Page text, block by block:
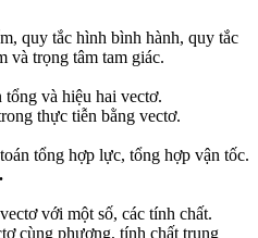
quy tắc hình bình hành, quy tắc
và trọng tâm tam giác.
và hiệu hai vectơ.
thực tiễn bằng vectơ.
tổng hợp lực, tổng hợp vận tốc.
với một số, các tính chất.
cùng phương, tính chất trung